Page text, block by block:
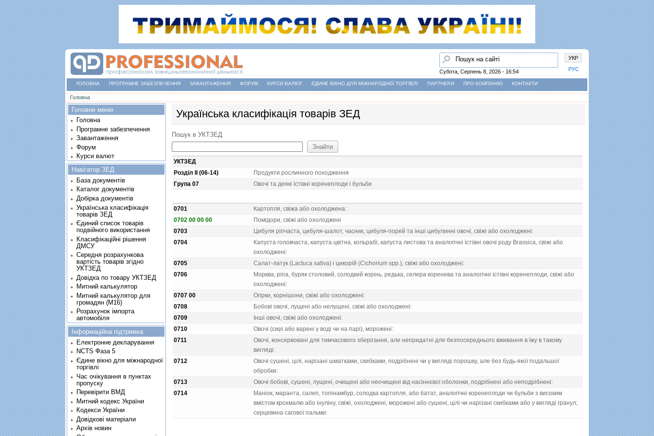
УКР
РУС
Пошук
Субота, Серпень 8, 2026 - 16:54
ГОЛОВНА ПРОГРАМНЕ ЗАБЕЗПЕЧЕННЯ ЗАВАНТАЖЕННЯ ФОРУМ КУРСИ ВАЛЮТ ЄДИНЕ ВІКНО ДЛЯ МІЖНАРОДНОЇ ТОРГІВЛІ ПАРТНЕРИ ПРО КОМПАНІЮ КОНТАКТИ
Ви є тут
Головна
Українська класифікація товарів ЗЕД
Пошук в УКТЗЕД
УКТЗЕД
Розділ II (06-14)
Продукти рослинного походження
Група 07
Овочi та деякi їстiвнi коренеплоди i бульби
0701
Картопля, свiжа або охолоджена:
0702 00 00 00
Помiдори, свiжi або охолодженi
0703
Цибуля рiпчаста, цибуля-шалот, часник, цибуля-порей та iншi цибулиннi овочi, свiжi або охолодженi:
0704
Капуста головчаста, капуста цвiтна, кольрабi, капуста листова та аналогiчнi їстiвнi овочi роду Вrassica, свiжi або
охолодженi:
0705
Салат-латук (Lactuca sativa) i цикорiй (Cichorium spp.), свiжi або охолодженi:
0706
Морква, рiпа, буряк столовий, солодкий корiнь, редька, селера коренева та аналогiчнi їстiвнi коренеплоди, свiжi або
охолодженi:
0707 00
Огiрки, корнiшони, свiжi або охолодженi:
0708
Бобовi овочi, лущенi або нелущенi, свiжi або охолодженi:
0709
Iншi овочi, свiжi або охолодженi:
0710
Овочi (сирi або варенi у водi чи на парi), мороженi:
0711
Овочi, консервованi для тимчасового зберiгання, але непридатнi для безпосереднього вживання в їжу в такому
виглядi:
0712
Овочi сушенi, цiлi, нарiзанi шматками, скибками, подрiбненi чи у виглядi порошку, але без будь-якої подальшої
обробки:
0713
Овочi бобовi, сушенi, лущенi, очищенi або неочищенi вiд насiннєвої оболонки, подрiбненi або неподрiбненi:
0714
Манiок, маранта, салеп, топiнамбур, солодка картопля, або батат, аналогiчнi коренеплоди чи бульби з високим
вмiстом крохмалю або iнулiну, свiжi, охолодженi, мороженi або сушенi, цiлi чи нарiзанi скибками або у виглядi гранул;
серцевина сагової пальми:
Головне меню
Головна
Програмне забезпечення
Завантаження
Форум
Курси валют
Навігатор ЗЕД
База документів
Каталог документів
Добірка документів
Українська класифікація
товарів ЗЕД
Єдиний список товарів
подвійного використання
Класифікаційні рішення
ДМСУ
Середня розрахункова
вартість товарів згідно
УКТЗЕД
Довідка по товару УКТЗЕД
Митний калькулятор
Митний калькулятор для
громадян (М16)
Розрахунок імпорта
автомобіля
Інформаційна підтримка
Електронне декларування
NCTS Фаза 5
Єдине вікно для міжнародної
торгівлі
Час очікування в пунктах
пропуску
Перевірити ВМД
Митний кодекс України
Кодекси України
Довідкові матеріали
Архів новин